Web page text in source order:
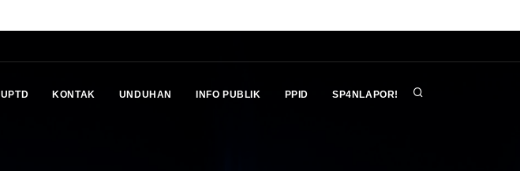
UPTD KONTAK UNDUHAN INFO PUBLIK PPID SP4NLAPOR!